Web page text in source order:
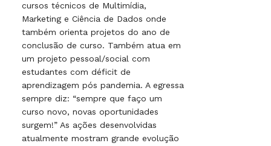
cursos técnicos de Multimídia,
Marketing e Ciência de Dados onde
também orienta projetos do ano de
conclusão de curso. Também atua em
um projeto pessoal/social com
estudantes com déficit de
aprendizagem pós pandemia. A egressa
sempre diz: “sempre que faço um
curso novo, novas oportunidades
surgem!” As ações desenvolvidas
atualmente mostram grande evolução